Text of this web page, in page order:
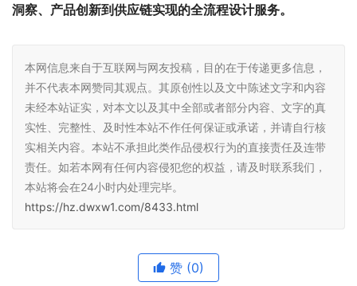
洞察、产品创新到供应链实现的全流程设计服务。
本网信息来自于互联网与网友投稿，目的在于传递更多信息，
并不代表本网赞同其观点。其原创性以及文中陈述文字和内容
未经本站证实，对本文以及其中全部或者部分内容、文字的真
实性、完整性、及时性本站不作任何保证或承诺，并请自行核
实相关内容。本站不承担此类作品侵权行为的直接责任及连带
责任。如若本网有任何内容侵犯您的权益，请及时联系我们，
本站将会在24小时内处理完毕。
https://hz.dwxw1.com/8433.html
赞 (0)